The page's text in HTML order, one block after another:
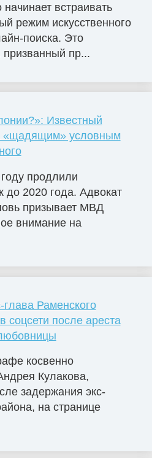
встраивать
режим искусственного
поиска. Это
призванный пр...
Известный
«щадящим» условным
продлили
до 2020 года. Адвокат
призывает МВД
внимание на
Раменского
соцсети после ареста
косвенно
Кулакова,
задержания экс-
на странице